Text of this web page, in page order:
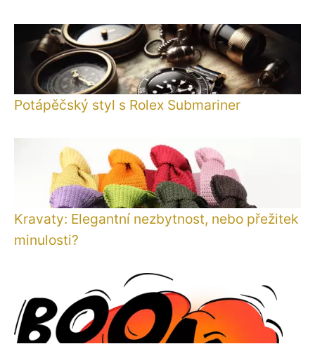
Potápěčský styl s Rolex Submariner
Kravaty: Elegantní nezbytnost, nebo přežitek
minulosti?